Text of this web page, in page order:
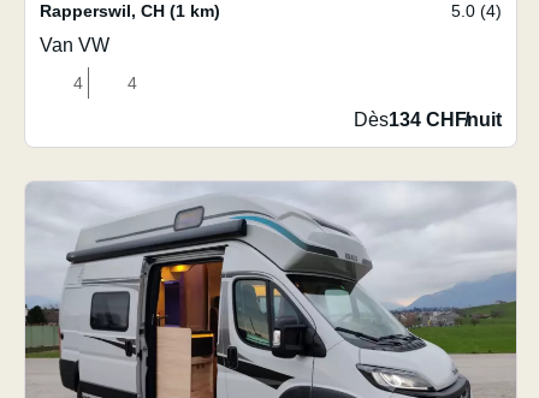
Rapperswil, CH (1 km) 5.0 (4)
Van VW
4 4
Dès134 CHF/nuit